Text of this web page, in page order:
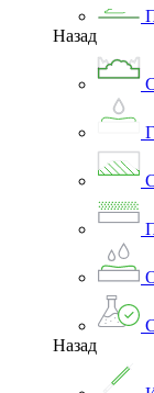
Назад
Назад